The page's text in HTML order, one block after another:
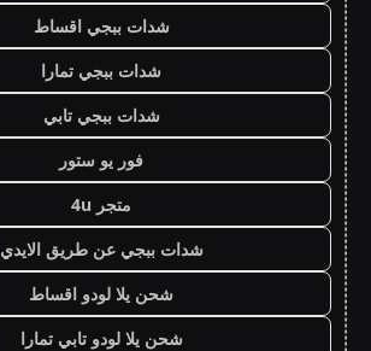
شدات ببجي اقساط
شدات ببجي تمارا
شدات ببجي تابي
فور يو ستور
متجر 4u
شدات ببجي عن طريق الايدي
شحن يلا لودو اقساط
شحن يلا لودو تابي تمارا